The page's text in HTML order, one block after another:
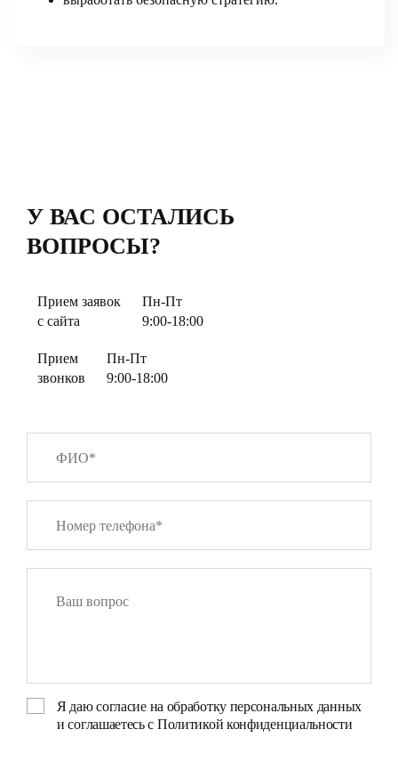
У ВАС ОСТАЛИСЬ
ВОПРОСЫ?
Прием заявок
с сайта
Пн-Пт
9:00-18:00
Прием
звонков
Пн-Пт
9:00-18:00
Я даюсогласие на обработку персональных данных
и соглашаетесь с Политикой конфиденциальности